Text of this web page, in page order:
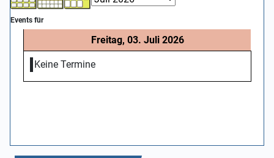
Events für
Freitag, 03. Juli 2026
Keine Termine